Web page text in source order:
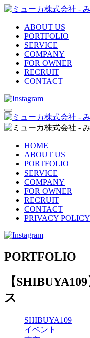
ABOUT US
PORTFOLIO
SERVICE
COMPANY
FOR OWNER
RECRUIT
CONTACT
HOME
ABOUT US
PORTFOLIO
SERVICE
COMPANY
FOR OWNER
RECRUIT
CONTACT
PRIVACY POLICY
PORTFOLIO
【
ス
SHIBUYA109
イベント